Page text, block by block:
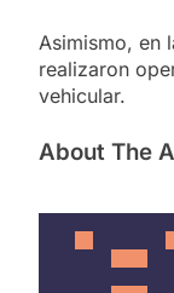
Asimismo, en
realizaron
vehicular.
About The